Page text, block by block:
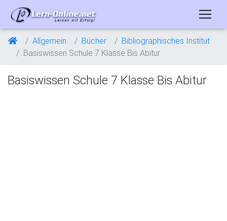
Allgemein Bücher
Bibliographisches Institut
Basiswissen Schule 7 Klasse Bis Abitur
Basiswissen Schule 7 Klasse Bis Abitur